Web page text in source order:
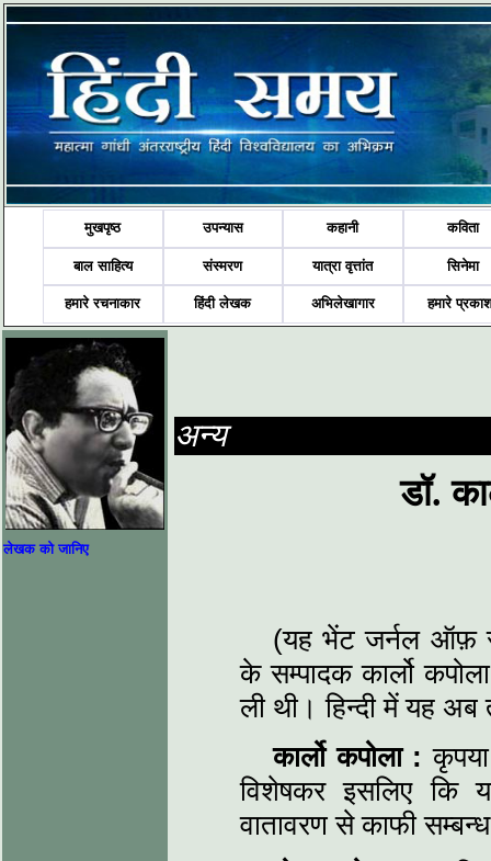
मुखपृष्ठ उपन्यास कहानी कविता
बाल साहित्य संस्मरण यात्रा वृत्तांत सिनेमा
हमारे रचनाकार हिंदी लेखक अभिलेखागार हमारे
लेखक को जानिए
अन्य
डॉ.
(यह भेंट जर्नल ऑफ़
के सम्पादक कार्लो
ली थी। हिन्दी में यह
कार्लो कपोला :
विशेषकर इसलिए कि
वातावरण से काफी